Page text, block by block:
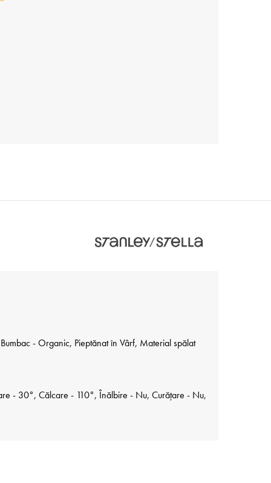
- Organic, Pieptănat în Vârf, Material spălat
- 30°, Călcare - 110°, Înălbire - Nu, Curățare - Nu,